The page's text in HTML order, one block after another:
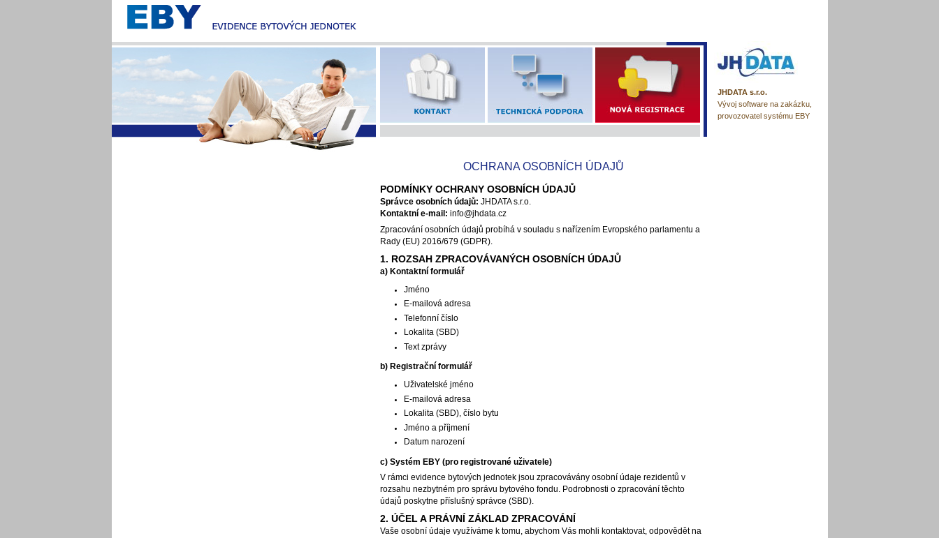
OCHRANA OSOBNÍCH ÚDAJŮ
PODMÍNKY OCHRANY OSOBNÍCH ÚDAJŮ
Správce osobních údajů: JHDATA s.r.o.
Kontaktní e-mail: info@jhdata.cz
Zpracování osobních údajů probíhá v souladu s nařízením Evropského parlamentu a
Rady (EU) 2016/679 (GDPR).
1. ROZSAH ZPRACOVÁVANÝCH OSOBNÍCH ÚDAJŮ
a) Kontaktní formulář
Jméno
E-mailová adresa
Telefonní číslo
Lokalita (SBD)
Text zprávy
b) Registrační formulář
Uživatelské jméno
E-mailová adresa
Lokalita (SBD), číslo bytu
Jméno a příjmení
Datum narození
c) Systém EBY (pro registrované uživatele)
V rámci evidence bytových jednotek jsou zpracovávány osobní údaje rezidentů v
rozsahu nezbytném pro správu bytového fondu. Podrobnosti o zpracování těchto
údajů poskytne příslušný správce (SBD).
2. ÚČEL A PRÁVNÍ ZÁKLAD ZPRACOVÁNÍ
Vaše osobní údaje využíváme k tomu, abychom Vás mohli kontaktovat, odpovědět na
JHDATA s.r.o.
Vývoj software na zakázku,
provozovatel systému EBY